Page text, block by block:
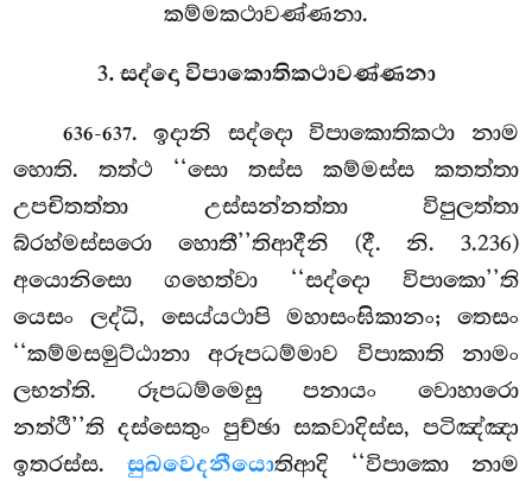
කම්මකථාවණ්ණනා.
3. සද්දො විපාකොතිකථාවණ්ණනා
636-637. ඉදානි සද්දො විපාකොතිකථා නාම
හොති. තත්ථ ‘‘සො තස්ස කම්මස්ස කතත්තා
උපචිතත්තා උස්සන්නත්තා විපුලත්තා
බ්රහ්මස්සරො හොතී’’තිආදීනි (දී. නි. 3.236)
අයොනිසො ගහෙත්වා ‘‘සද්දො විපාකො’’ති
යෙසං ලද්ධි, සෙය්යථාපි මහාසංඝිකානං; තෙසං
‘‘කම්මසමුට්ඨානා අරූපධම්මාව විපාකාති නාමං
ලභන්ති. රූපධම්මෙසු පනායං වොහාරො
නත්ථී’’ති දස්සෙතුං පුච්ඡා සකවාදිස්ස, පටිඤ්ඤා
ඉතරස්ස.සුඛවෙදනීයොතිආදි ‘‘විපාකො නාම